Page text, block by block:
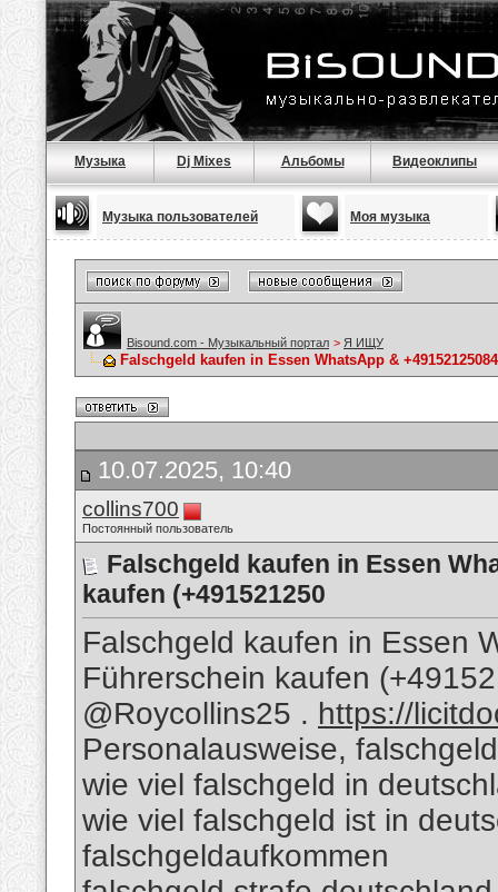
Музыка Dj Mixes Альбомы Видеоклипы
Музыка пользователей Моя музыка
Bisound.com - Музыкальный портал > Я ИЩУ
Falschgeld kaufen in Essen WhatsApp &
10.07.2025, 10:40
collins700
Постоянный пользователь
Falschgeld kaufen in Essen
kaufen (+491521250
Falschgeld kaufen in Essen
Führerschein kaufen
@Roycollins25 . https://
Personalausweise,
wie viel falschgeld in
wie viel falschgeld ist in
falschgeldaufkommen